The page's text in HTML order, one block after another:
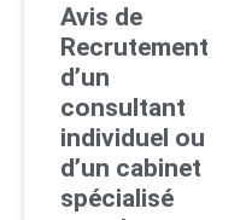
Avis de
Recrutement
d’un
consultant
individuel ou
d’un cabinet
spécialisé